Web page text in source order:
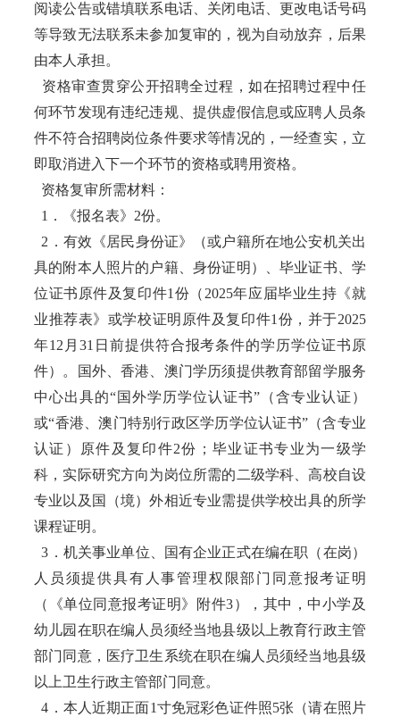
阅读公告或错填联系电话、关闭电话、更改电话号码
等导致无法联系未参加复审的，视为自动放弃，后果
由本人承担。
资格审查贯穿公开招聘全过程，如在招聘过程中任
何环节发现有违纪违规、提供虚假信息或应聘人员条
件不符合招聘岗位条件要求等情况的，一经查实，立
即取消进入下一个环节的资格或聘用资格。
资格复审所需材料：
1．《报名表》2份。
2．有效《居民身份证》（或户籍所在地公安机关出
具的附本人照片的户籍、身份证明）、毕业证书、学
位证书原件及复印件1份（2025年应届毕业生持《就
业推荐表》或学校证明原件及复印件1份，并于2025
年12月31日前提供符合报考条件的学历学位证书原
件）。国外、香港、澳门学历须提供教育部留学服务
中心出具的“国外学历学位认证书”（含专业认证）
或“香港、澳门特别行政区学历学位认证书”（含专业
认证）原件及复印件2份；毕业证书专业为一级学
科，实际研究方向为岗位所需的二级学科、高校自设
专业以及国（境）外相近专业需提供学校出具的所学
课程证明。
3．机关事业单位、国有企业正式在编在职（在岗）
人员须提供具有人事管理权限部门同意报考证明
（《单位同意报考证明》附件3），其中，中小学及
幼儿园在职在编人员须经当地县级以上教育行政主管
部门同意，医疗卫生系统在职在编人员须经当地县级
以上卫生行政主管部门同意。
4．本人近期正面1寸免冠彩色证件照5张（请在照片